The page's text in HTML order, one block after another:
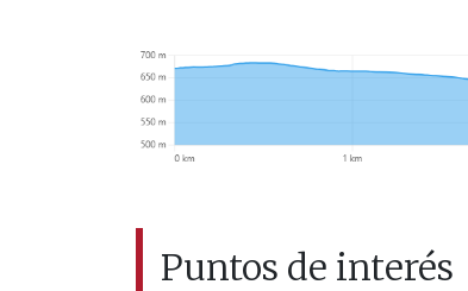
Puntos de interés